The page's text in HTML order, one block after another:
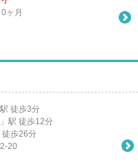
ヶ月
駅 徒歩3分
」駅 徒歩12分
徒歩26分
20